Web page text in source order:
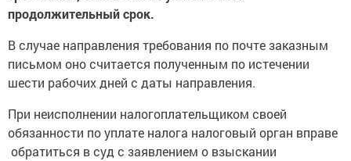
продолжительный срок.
В случае направления требования по почте заказным
письмом оно считается полученным по истечении
шести рабочих дней с даты направления.
При неисполнении налогоплательщиком своей
обязанности по уплате налога налоговый орган вправе
обратиться в суд с заявлением о взыскании